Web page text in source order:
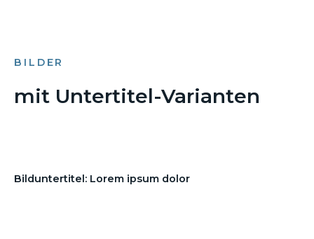
BILDER
mit Untertitel-Varianten
Bilduntertitel: Lorem ipsum dolor